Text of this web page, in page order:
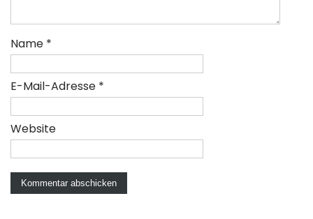
Name *
E-Mail-Adresse *
Website